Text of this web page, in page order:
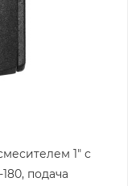
1" с
подача